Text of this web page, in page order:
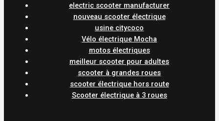
electric scooter manufacturer
nouveau scooter électrique
usine citycoco
Vélo électrique Mocha
motos électriques
meilleur scooter pour adultes
scooter à grandes roues
scooter électrique hors route
Scooter électrique à 3 roues